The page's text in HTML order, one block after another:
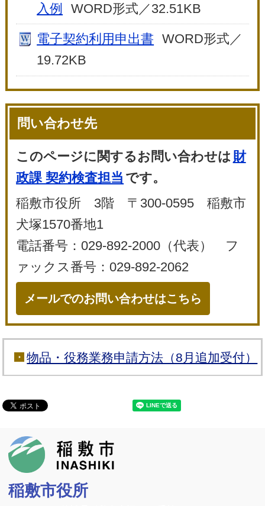
入例
WORD形式／32.51KB
電子契約利用申出書
WORD形式／
19.72KB
問い合わせ先
このページに関するお問い合わせは 財
政課 契約検査担当 です。
稲敷市役所 3階 〒300-0595 稲敷市
犬塚1570番地1
電話番号：029-892-2000（代表） フ
ァックス番号：029-892-2062
メールでのお問い合わせはこちら
物品・役務業務申請方法（8月追加受付）
稲敷市役所